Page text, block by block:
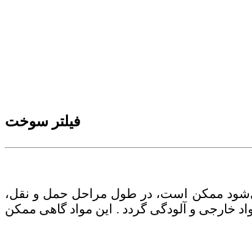
فیلتر سوخت
ممکن است، در طول مراحل حمل و نقل،
خارجی و آلودگی گردد . این مواد گاهی ممکن